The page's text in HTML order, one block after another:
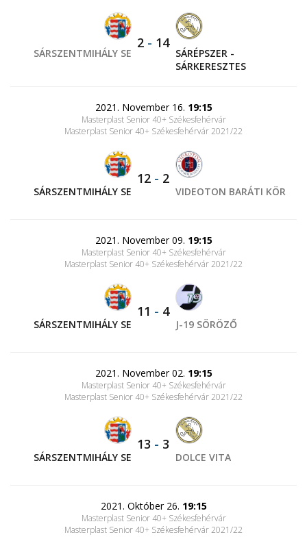
SÁRSZENTMIHÁLY SE
2 - 14
SÁRÉPSZER -
SÁRKERESZTES
2021. November 16. 19:15
Masterplast Senior 40+ Székesfehérvár
Masterplast Senior 40+ Székesfehérvár 2021/22
SÁRSZENTMIHÁLY SE
12 - 2
VIDEOTON BARÁTI KÖR
2021. November 09. 19:15
Masterplast Senior 40+ Székesfehérvár
Masterplast Senior 40+ Székesfehérvár 2021/22
SÁRSZENTMIHÁLY SE
11 - 4
J-19 SÖRÖZŐ
2021. November 02. 19:15
Masterplast Senior 40+ Székesfehérvár
Masterplast Senior 40+ Székesfehérvár 2021/22
SÁRSZENTMIHÁLY SE
13 - 3
DOLCE VITA
2021. Október 26. 19:15
Masterplast Senior 40+ Székesfehérvár
Masterplast Senior 40+ Székesfehérvár 2021/22